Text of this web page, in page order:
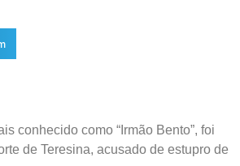
conhecido como “Irmão Bento”, foi
de Teresina, acusado de estupro de